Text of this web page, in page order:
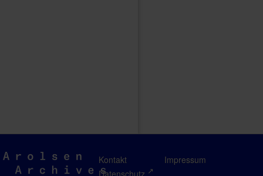
Arolsen
Archives
Kontakt
Impressum
Datenschutz